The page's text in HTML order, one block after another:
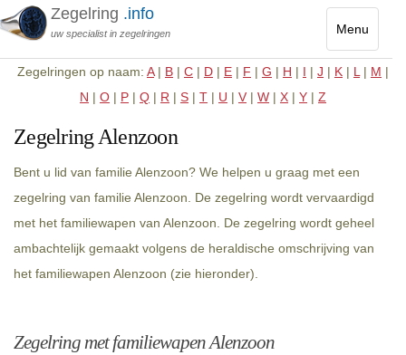
Menu
Toggle
Zegelring .info
uw specialist in zegelringen
Zegelringen op naam: A| B | C | D | E | F | G | H | I | J | K | L | M |
N | O | P | Q | R | S | T | U | V | W | X | Y | Z
Zegelring Alenzoon
Bent u lid van familie Alenzoon? We helpen u graag met een
zegelring van familie Alenzoon. De zegelring wordt vervaardigd
met het familiewapen van Alenzoon. De zegelring wordt geheel
ambachtelijk gemaakt volgens de heraldische omschrijving van
het familiewapen Alenzoon (zie hieronder).
Zegelring met familiewapen Alenzoon